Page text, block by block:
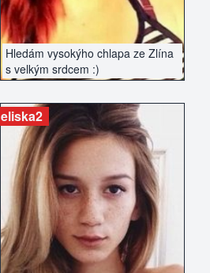
Hledám vysokýho chlapa ze Zlína
s velkým srdcem :)
eliska2
ZOBRAZIT INZERÁT